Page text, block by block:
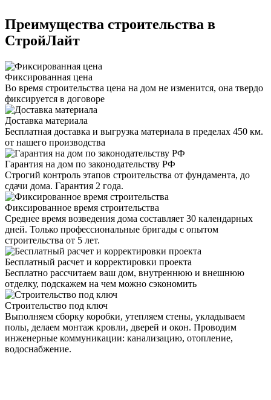
Преимущества строительства в
СтройЛайт
Фиксированная цена
Во время строительства цена на дом не изменится, она твердо
фиксируется в договоре
Доставка материала
Бесплатная доставка и выгрузка материала в пределах 450 км.
от нашего производства
Гарантия на дом по законодательству РФ
Строгий контроль этапов строительства от фундамента, до
сдачи дома. Гарантия 2 года.
Фиксированное время строительства
Среднее время возведения дома составляет 30 календарных
дней. Только профессиональные бригады с опытом
строительства от 5 лет.
Бесплатный расчет и корректировки проекта
Бесплатно рассчитаем ваш дом, внутреннюю и внешнюю
отделку, подскажем на чем можно сэкономить
Строительство под ключ
Выполняем сборку коробки, утепляем стены, укладываем
полы, делаем монтаж кровли, дверей и окон. Проводим
инженерные коммуникации: канализацию, отопление,
водоснабжение.